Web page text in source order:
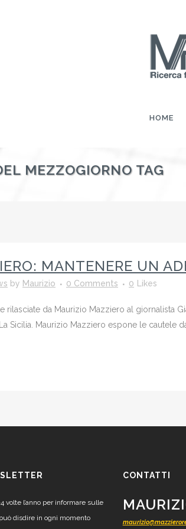
HOME
MEZZOGIORNO TAG
MANTENERE UN
by Maurizio 0 Comments 0 Likes
rilasciate da Maurizio Mazziero al giornalista
Sicilia. Maurizio Mazziero espone le cautele
volte l’anno per informare sulle
disdire in ogni momento
CONTATTI